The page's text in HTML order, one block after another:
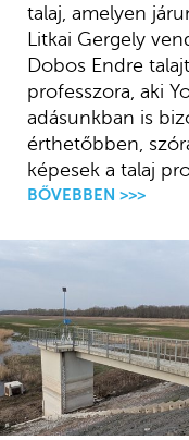
talaj, amelyen
Litkai Gergely
Dobos Endre
professzora, aki
adásunkban is
érthetőbben,
képesek a talaj
BŐVEBBEN >>>